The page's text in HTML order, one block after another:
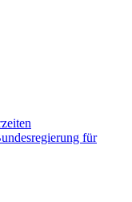
für